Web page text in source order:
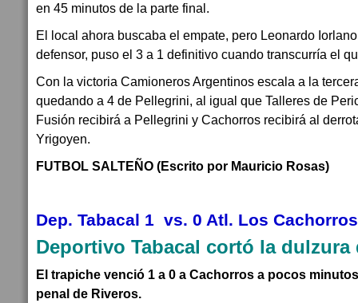
en 45 minutos de la parte final.
El local ahora buscaba el empate, pero Leonardo
defensor, puso el 3 a 1 definitivo cuando transcurría el
Con la victoria Camioneros Argentinos escala a la
quedando a 4 de Pellegrini, al igual que Talleres de
Fusión recibirá a Pellegrini y Cachorros recibirá al
Yrigoyen.
FUTBOL SALTEÑO (Escrito por Mauricio Rosas)
Dep. Tabacal 1 vs. 0 Atl. Los Cachorros
Deportivo Tabacal cortó la
El trapiche venció 1 a 0 a Cachorros a pocos
penal de Riveros.